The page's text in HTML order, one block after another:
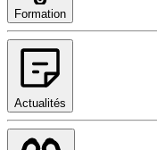
Formation
Actualités